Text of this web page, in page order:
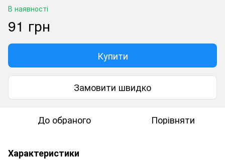
В наявності
91 грн
Купити
Замовити швидко
До обраного Порівняти
Характеристики